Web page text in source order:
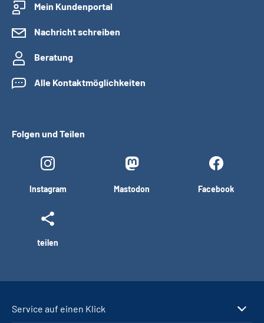
Mein Kundenportal
Nachricht schreiben
Beratung
Alle Kontaktmöglichkeiten
Folgen und Teilen
Instagram Mastodon Facebook
teilen
Service auf einen Klick